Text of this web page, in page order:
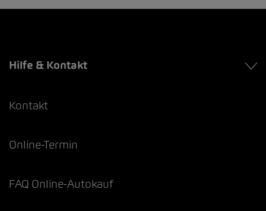
Hilfe & Kontakt
Kontakt
Online-Termin
FAQ Online-Autokauf